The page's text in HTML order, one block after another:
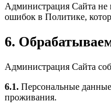
Администрация Сайта не
ошибок в Политике,
6.
Администрация Сайта
6.1. Персональные
проживания.